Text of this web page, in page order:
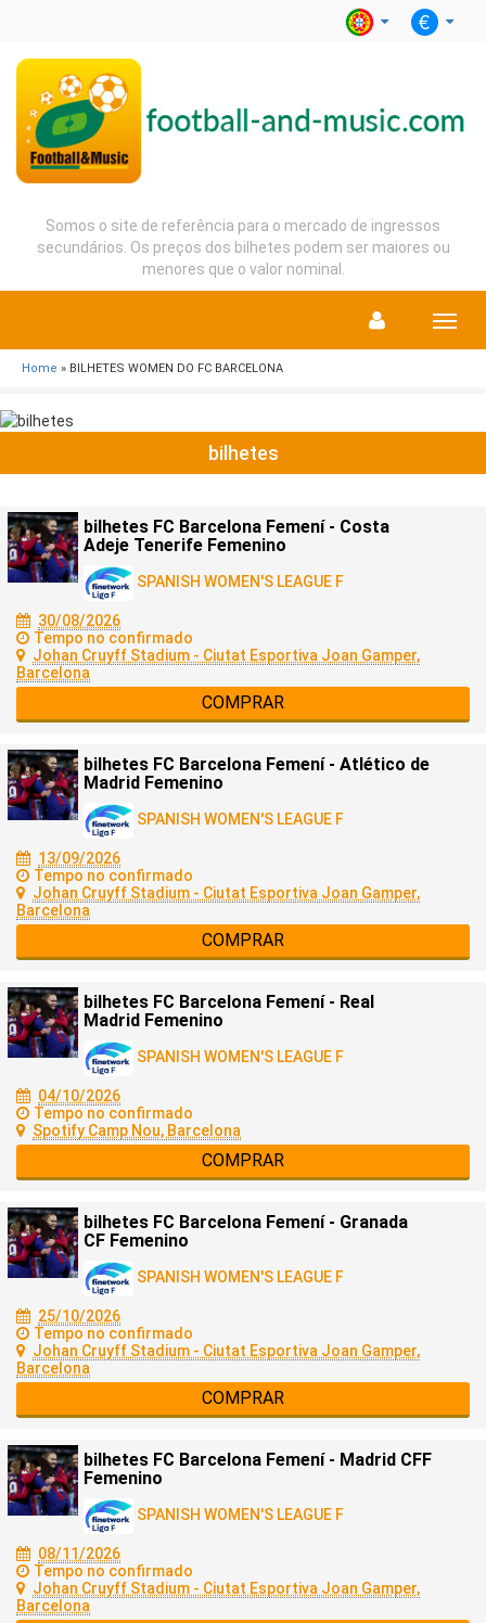
Somos o site de referência para o mercado de ingressos
secundários. Os preços dos bilhetes podem ser maiores ou
menores que o valor nominal.
Menu
Home » BILHETES WOMEN DO FC BARCELONA
bilhetes
bilhetes FC Barcelona Femení - Costa
Adeje Tenerife Femenino
SPANISH WOMEN'S LEAGUE F
30/08/2026
Tempo no confirmado
Johan Cruyff Stadium - Ciutat Esportiva Joan Gamper,
Barcelona
COMPRAR
bilhetes FC Barcelona Femení - Atlético de
Madrid Femenino
SPANISH WOMEN'S LEAGUE F
13/09/2026
Tempo no confirmado
Johan Cruyff Stadium - Ciutat Esportiva Joan Gamper,
Barcelona
COMPRAR
bilhetes FC Barcelona Femení - Real
Madrid Femenino
SPANISH WOMEN'S LEAGUE F
04/10/2026
Tempo no confirmado
Spotify Camp Nou, Barcelona
COMPRAR
bilhetes FC Barcelona Femení - Granada
CF Femenino
SPANISH WOMEN'S LEAGUE F
25/10/2026
Tempo no confirmado
Johan Cruyff Stadium - Ciutat Esportiva Joan Gamper,
Barcelona
COMPRAR
bilhetes FC Barcelona Femení - Madrid CFF
Femenino
SPANISH WOMEN'S LEAGUE F
08/11/2026
Tempo no confirmado
Johan Cruyff Stadium - Ciutat Esportiva Joan Gamper,
Barcelona